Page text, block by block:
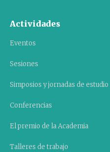
Actividades
Eventos
Sesiones
Simposios y jornadas de estudio
Conferencias
El premio de la Academia
Talleres de trabajo